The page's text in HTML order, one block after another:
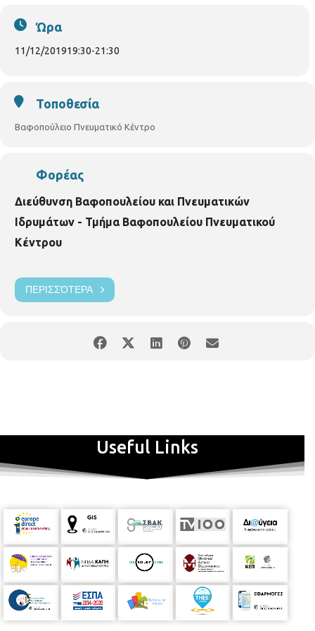
του Δήμου Θεσσαλονίκης.
Ώρα
11/12/201919:30-21:30
Τοποθεσία
Βαφοπούλειο Πνευματικό Κέντρο
Φορέας
Διεύθυνση Βαφοπουλείου και Πνευματικών
Ιδρυμάτων - Τμήμα Βαφοπουλείου Πνευματικού
Κέντρου
ΠΕΡΙΣΣΌΤΕΡΑ
Useful Links